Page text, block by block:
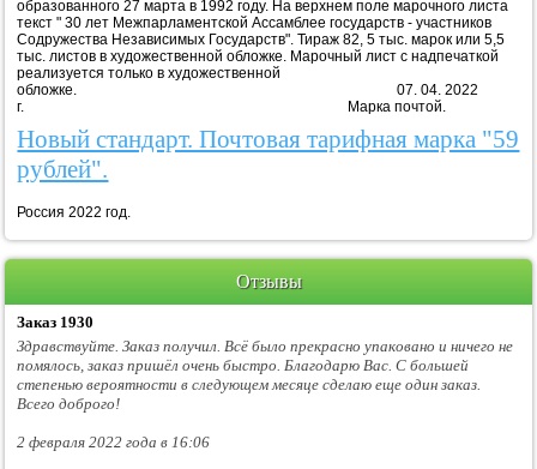
образованного 27 марта в 1992 году. На верхнем поле марочного листа
текст " 30 лет Межпарламентской Ассамблее государств - участников
Содружества Независимых Государств". Тираж 82, 5 тыс. марок или 5,5
тыс. листов в художественной обложке. Марочный лист с надпечаткой
реализуется только в художественной
обложке. 07. 04. 2022
г. Марка почтой.
Новый стандарт. Почтовая тарифная марка "59
рублей".
Россия 2022 год.
Отзывы
Заказ 1930
Здравствуйте. Заказ получил. Всё было прекрасно упаковано и ничего не
помялось, заказ пришёл очень быстро. Благодарю Вас. С большей
степенью вероятности в следующем месяце сделаю еще один заказ.
Всего доброго!
2 февраля 2022 года в 16:06